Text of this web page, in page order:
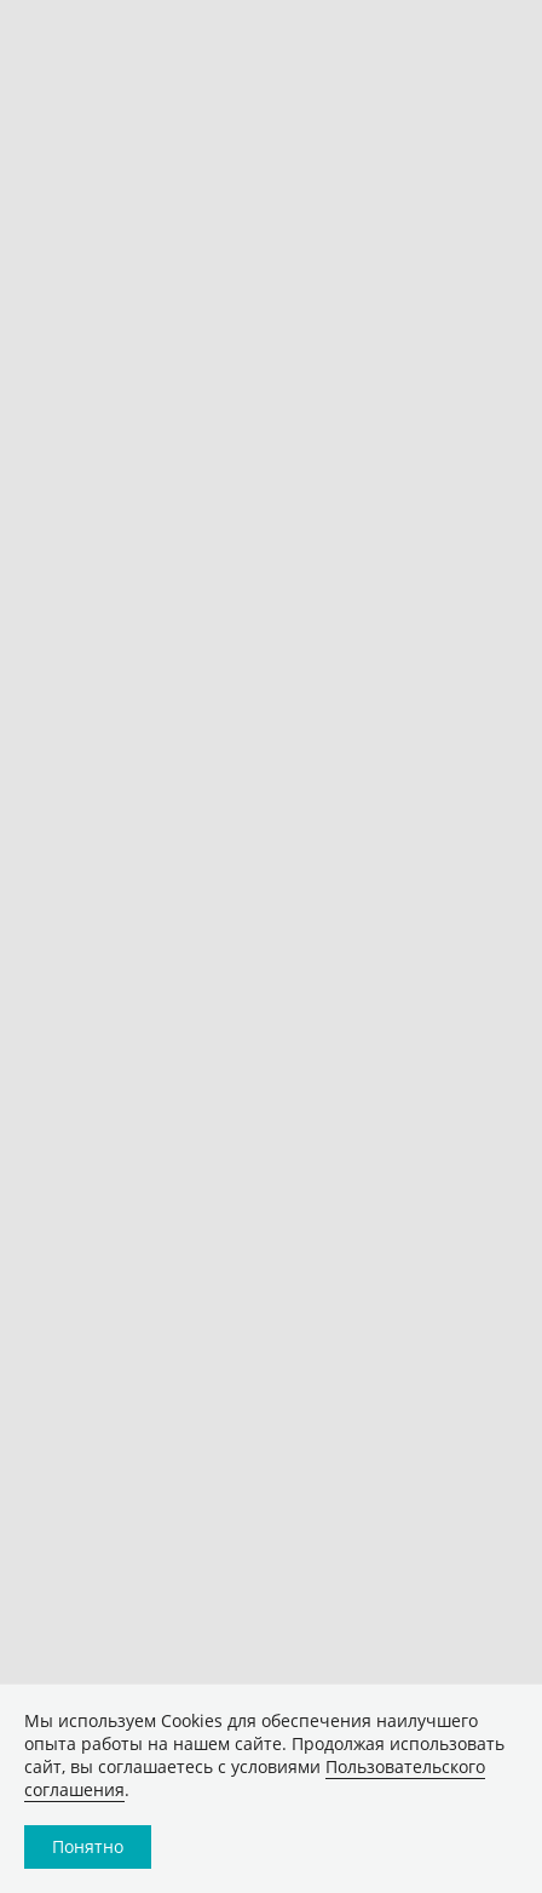
Мы используем Сookies для обеспечения наилучшего
опыта работы на нашем сайте. Продолжая использовать
сайт, вы соглашаетесь с условиями Пользовательского
соглашения.
Понятно